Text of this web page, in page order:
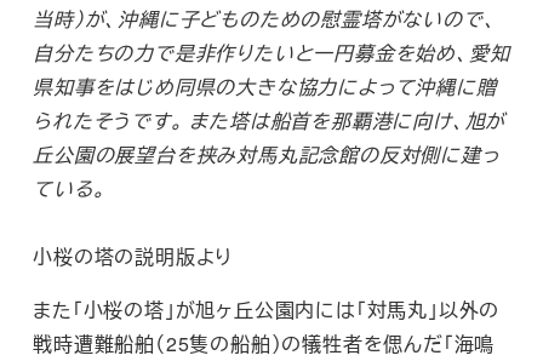
当時）が、沖縄に子どものための慰霊塔がないので、
自分たちの力で是非作りたいと一円募金を始め、愛知
県知事をはじめ同県の大きな協力によって沖縄に贈
られたそうです。 また塔は船首を那覇港に向け、旭が
丘公園の展望台を挟み対馬丸記念館の反対側に建っ
ている。
小桜の塔の説明版より
また「小桜の塔」が旭ヶ丘公園内には「対馬丸」以外の
戦時遭難船舶（25隻の船舶）の犠牲者を偲んだ「海鳴